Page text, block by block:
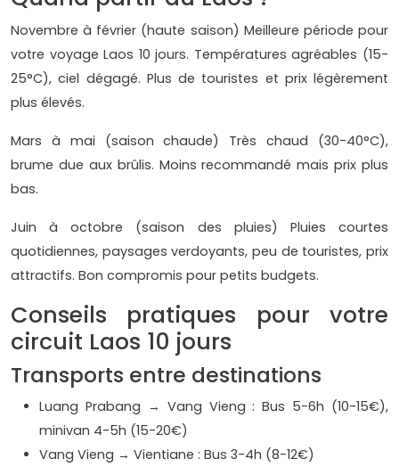
Novembre à février (haute saison) Meilleure période pour
votre voyage Laos 10 jours. Températures agréables (15-
25°C), ciel dégagé. Plus de touristes et prix légèrement
plus élevés.
Mars à mai (saison chaude) Très chaud (30-40°C),
brume due aux brûlis. Moins recommandé mais prix plus
bas.
Juin à octobre (saison des pluies) Pluies courtes
quotidiennes, paysages verdoyants, peu de touristes, prix
attractifs. Bon compromis pour petits budgets.
Conseils pratiques pour votre
circuit Laos 10 jours
Transports entre destinations
Luang Prabang → Vang Vieng : Bus 5-6h (10-15€),
minivan 4-5h (15-20€)
Vang Vieng → Vientiane : Bus 3-4h (8-12€)